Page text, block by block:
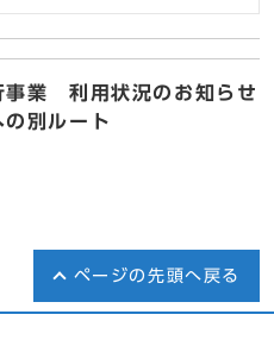
事業 利用状況のお知らせ
の別ルート
ページの先頭へ戻る